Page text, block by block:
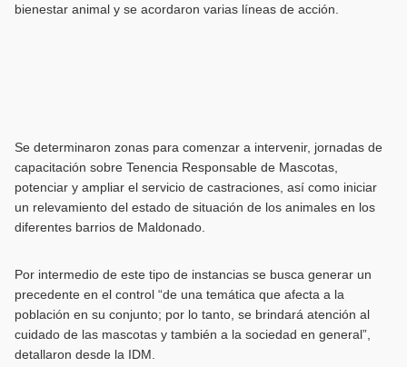
bienestar animal y se acordaron varias líneas de acción.
Se determinaron zonas para comenzar a intervenir, jornadas de
capacitación sobre Tenencia Responsable de Mascotas,
potenciar y ampliar el servicio de castraciones, así como iniciar
un relevamiento del estado de situación de los animales en los
diferentes barrios de Maldonado.
Por intermedio de este tipo de instancias se busca generar un
precedente en el control “de una temática que afecta a la
población en su conjunto; por lo tanto, se brindará atención al
cuidado de las mascotas y también a la sociedad en general”,
detallaron desde la IDM.